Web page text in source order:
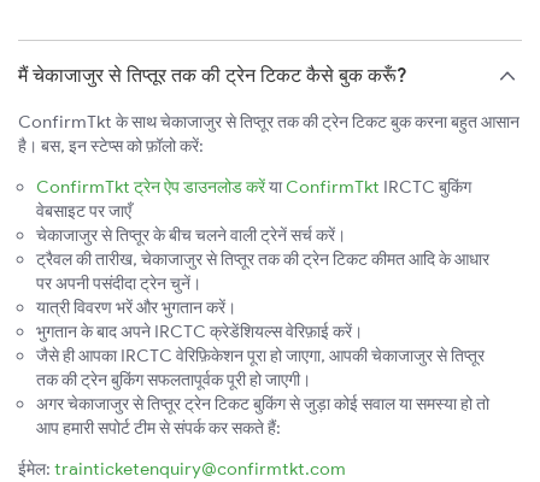
मैं चेकाजाजुर से तिप्तूर तक की ट्रेन टिकट कैसे बुक करूँ?
ConfirmTkt के साथ चेकाजाजुर से तिप्तूर तक की ट्रेन टिकट बुक करना बहुत आसान
है। बस, इन स्टेप्स को फ़ॉलो करें:
ConfirmTkt ट्रेन ऐप डाउनलोड करेंयाConfirmTkt IRCTC बुकिंग
वेबसाइट पर जाएँ
चेकाजाजुर से तिप्तूर के बीच चलने वाली ट्रेनें सर्च करें।
ट्रैवल की तारीख, चेकाजाजुर से तिप्तूर तक की ट्रेन टिकट कीमत आदि के आधार
पर अपनी पसंदीदा ट्रेन चुनें।
यात्री विवरण भरें और भुगतान करें।
भुगतान के बाद अपने IRCTC क्रेडेंशियल्स वेरिफ़ाई करें।
जैसे ही आपका IRCTC वेरिफ़िकेशन पूरा हो जाएगा, आपकी चेकाजाजुर से तिप्तूर
तक की ट्रेन बुकिंग सफलतापूर्वक पूरी हो जाएगी।
अगर चेकाजाजुर से तिप्तूर ट्रेन टिकट बुकिंग से जुड़ा कोई सवाल या समस्या हो तो
आप हमारी सपोर्ट टीम से संपर्क कर सकते हैं:
ईमेल: trainticketenquiry@confirmtkt.com